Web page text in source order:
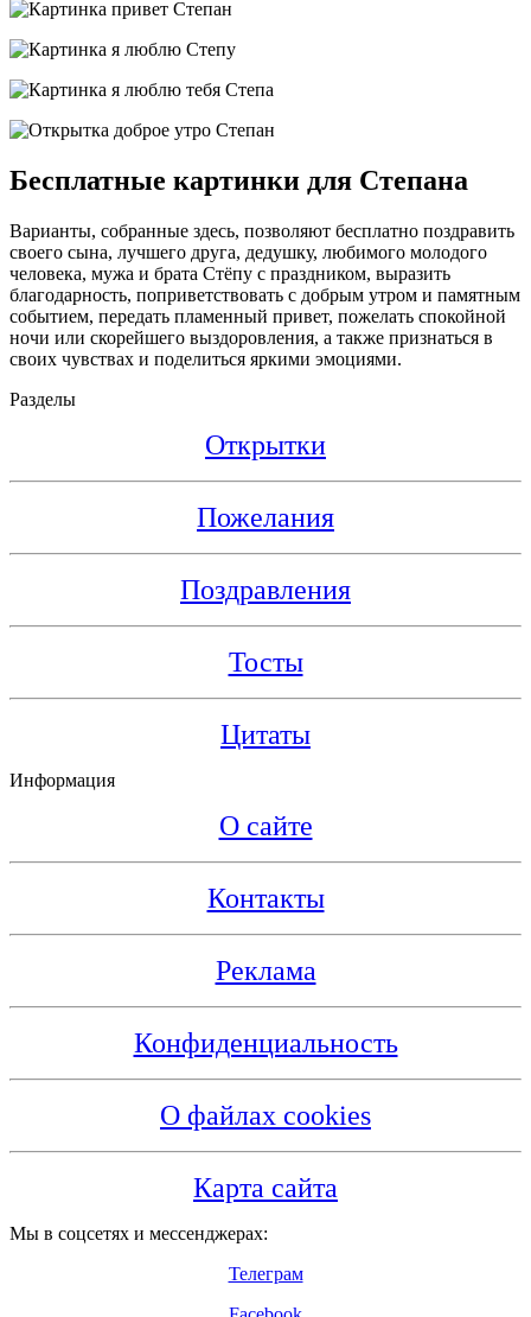
Бесплатные картинки для Степана
Варианты, собранные здесь, позволяют бесплатно поздравить
своего сына, лучшего друга, дедушку, любимого молодого
человека, мужа и брата Стёпу с праздником, выразить
благодарность, поприветствовать с добрым утром и памятным
событием, передать пламенный привет, пожелать спокойной
ночи или скорейшего выздоровления, а также признаться в
своих чувствах и поделиться яркими эмоциями.
Разделы
Открытки
Пожелания
Поздравления
Тосты
Цитаты
Информация
О сайте
Контакты
Реклама
Конфиденциальность
О файлах cookies
Карта сайта
Мы в соцсетях и мессенджерах:
Телеграм